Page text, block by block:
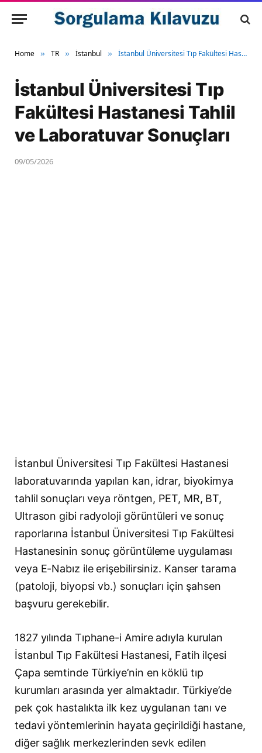
Home » TR » İstanbul » İstanbul Üniversitesi Tıp Fakültesi Hastanesi Tahlil ve Laboratuvar Sonuçları
İstanbul Üniversitesi Tıp
Fakültesi Hastanesi Tahlil
ve Laboratuvar Sonuçları
09/05/2026
İstanbul Üniversitesi Tıp Fakültesi Hastanesi
laboratuvarında yapılan kan, idrar, biyokimya
tahlil sonuçları veya röntgen, PET, MR, BT,
Ultrason gibi radyoloji görüntüleri ve sonuç
raporlarına İstanbul Üniversitesi Tıp Fakültesi
Hastanesinin sonuç görüntüleme uygulaması
veya E-Nabız ile erişebilirsiniz. Kanser tarama
(patoloji, biyopsi vb.) sonuçları için şahsen
başvuru gerekebilir.
1827 yılında Tıphane-i Amire adıyla kurulan
İstanbul Tıp Fakültesi Hastanesi, Fatih ilçesi
Çapa semtinde Türkiye’nin en köklü tıp
kurumları arasında yer almaktadır. Türkiye’de
pek çok hastalıkta ilk kez uygulanan tanı ve
tedavi yöntemlerinin hayata geçirildiği hastane,
diğer sağlık merkezlerinden sevk edilen